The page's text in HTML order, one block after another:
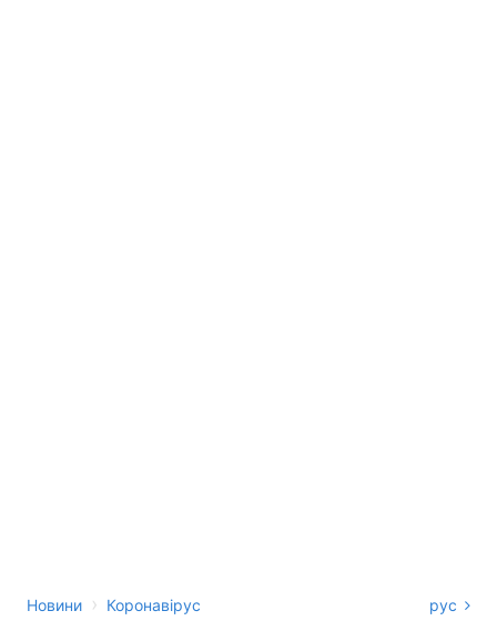
Новини › Коронавірус рус